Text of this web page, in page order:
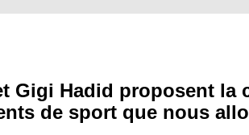
Gigi Hadid proposent la
de sport que nous